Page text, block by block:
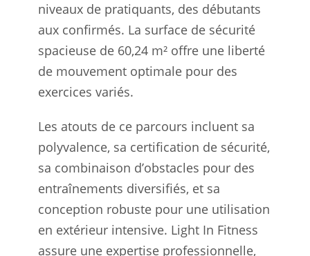
niveaux de pratiquants, des débutants
aux confirmés. La surface de sécurité
spacieuse de 60,24 m² offre une liberté
de mouvement optimale pour des
exercices variés.
Les atouts de ce parcours incluent sa
polyvalence, sa certification de sécurité,
sa combinaison d’obstacles pour des
entraînements diversifiés, et sa
conception robuste pour une utilisation
en extérieur intensive. Light In Fitness
assure une expertise professionnelle,